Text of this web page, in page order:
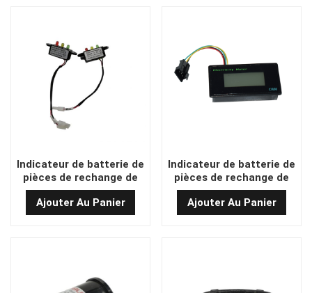
Indicateur de batterie de
pièces de rechange de
chariot de chariot
Ajouter Au Panier
Indicateur de batterie de
pièces de rechange de
chariot élévateur
02.dlb.317715 /
70601000015
Ajouter Au Panier